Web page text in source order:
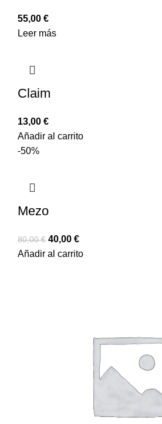
55,00 €
Leer más
Claim
13,00 €
Añadir al carrito
-50%
Mezo
80,00€ 40,00 €
Añadir al carrito